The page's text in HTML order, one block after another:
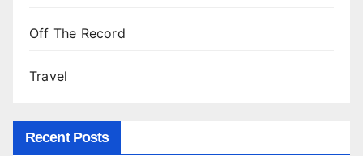
Off The Record
Travel
Recent Posts